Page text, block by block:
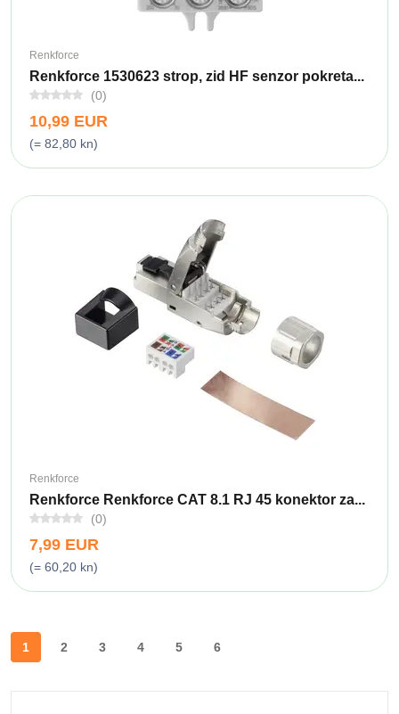
Renkforce
Renkforce 1530623 strop, zid HF senzor pokreta...
(0)
10,99 EUR
(= 82,80 kn)
Renkforce
Renkforce Renkforce CAT 8.1 RJ 45 konektor za...
(0)
7,99 EUR
(= 60,20 kn)
1 2 3 4 5 6